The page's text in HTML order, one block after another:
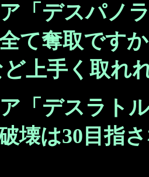
「デスパノ
て奪取です
上手く取れ
「デスラト
壊は30目指